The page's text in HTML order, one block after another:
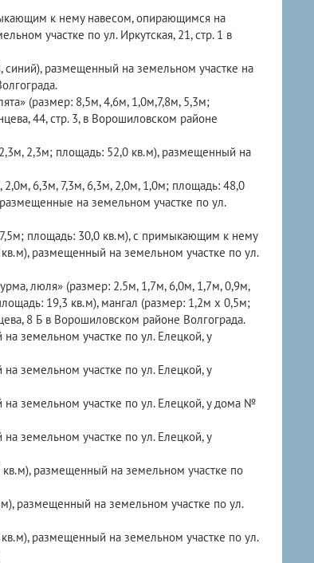
к нему навесом, опирающимся на
участке по ул. Иркутская, 21, стр. 1 в
размещенный на земельном участке на
(размер: 8,5м, 4,6м, 1,0м,7,8м, 5,3м;
44, стр. 3, в Ворошиловском районе
2,3м; площадь: 52,0 кв.м), размещенный на
2,0м, 6,3м, 7,3м, 6,3м, 2,0м, 1,0м; площадь: 48,0
на земельном участке по ул.
площадь: 30,0 кв.м), с примыкающим к нему
размещенный на земельном участке по ул.
люля» (размер: 2.5м, 1,7м, 6,0м, 1,7м, 0,9м,
19,3 кв.м), мангал (размер: 1,2м х 0,5м;
8 Б в Ворошиловском районе Волгограда.
земельном участке по ул. Елецкой, у
земельном участке по ул. Елецкой, у
земельном участке по ул. Елецкой, у дома №
земельном участке по ул. Елецкой, у
размещенный на земельном участке по
размещенный на земельном участке по ул.
размещенный на земельном участке по ул.